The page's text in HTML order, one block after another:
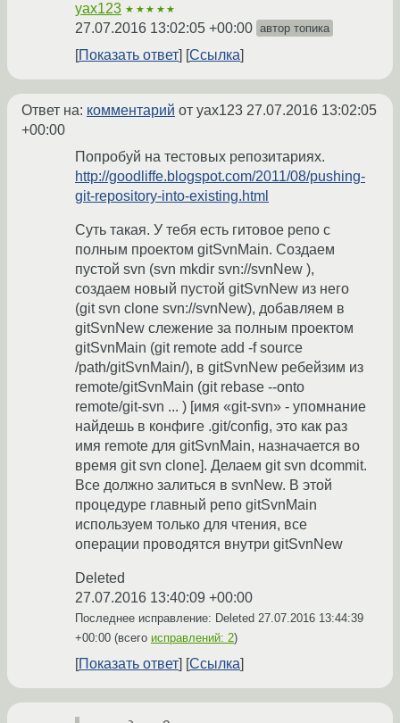
yax123 ★★★★★
27.07.2016 13:02:05 +00:00 автор топика
Показать ответ Ссылка
Ответ на: комментарий от yax123 27.07.2016 13:02:05
+00:00
Попробуй на тестовых репозитариях.
http://goodliffe.blogspot.com/2011/08/pushing-
git-repository-into-existing.html
Суть такая. У тебя есть гитовое репо с
полным проектом gitSvnMain. Cоздаем
пустой svn (svn mkdir svn://svnNew ),
создаем новый пустой gitSvnNew из него
(git svn clone svn://svnNew), добавляем в
gitSvnNew слежение за полным проектом
gitSvnMain (git remote add -f source
/path/gitSvnMain/), в gitSvnNew ребейзим из
remote/gitSvnMain (git rebase --onto
remote/git-svn ... ) [имя «git-svn» - упомнание
найдешь в конфиге .git/config, это как раз
имя remote для gitSvnMain, назначается во
время git svn clone]. Делаем git svn dcommit.
Все должно залиться в svnNew. В этой
процедуре главный репо gitSvnMain
используем только для чтения, все
операции проводятся внутри gitSvnNew
Deleted
27.07.2016 13:40:09 +00:00
Последнее исправление: Deleted 27.07.2016 13:44:39
+00:00 (всего исправлений: 2)
Показать ответ Ссылка